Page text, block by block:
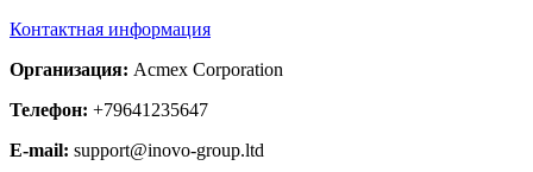
Контактная информация
Организация: Acmex Corporation
Телефон: +79641235647
E-mail: support@inovo-group.ltd